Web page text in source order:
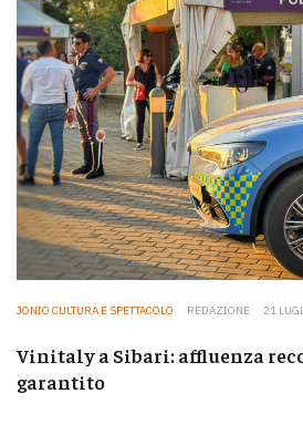
JONIO CULTURA E SPETTACOLO REDAZIONE 21
Vinitaly a Sibari: affluenza
garantito